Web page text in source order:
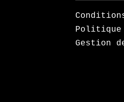
Gestion